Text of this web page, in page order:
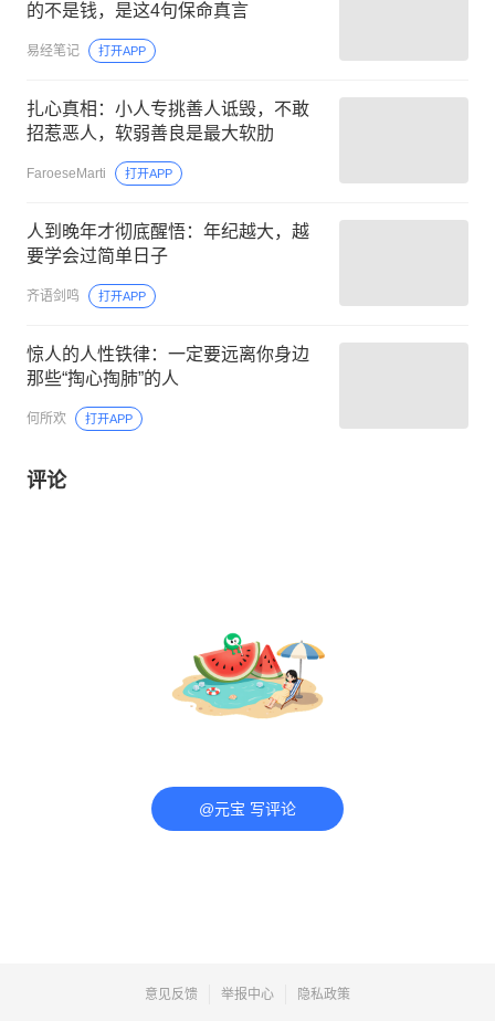
的不是钱，是这4句保命真言
易经笔记 打开APP
扎心真相：小人专挑善人诋毁，不敢
招惹恶人，软弱善良是最大软肋
FaroeseMarti 打开APP
人到晚年才彻底醒悟：年纪越大，越
要学会过简单日子
齐语剑鸣 打开APP
惊人的人性铁律：一定要远离你身边
那些“掏心掏肺”的人
何所欢 打开APP
评论
@元宝 写评论
意见反馈 举报中心 隐私政策